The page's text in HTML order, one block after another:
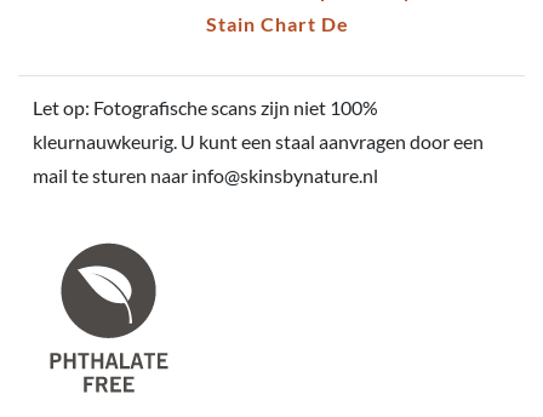
Stain Chart De
Let op: Fotografische scans zijn niet 100%
kleurnauwkeurig. U kunt een staal aanvragen door een
mail te sturen naar info@skinsbynature.nl